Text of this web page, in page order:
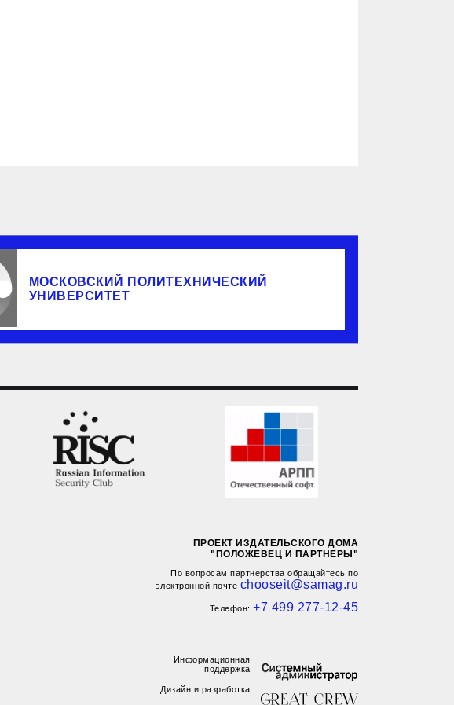
МОСКОВСКИЙ ПОЛИТЕХНИЧЕСКИЙ
УНИВЕРСИТЕТ
ПРОЕКТ ИЗДАТЕЛЬСКОГО ДОМА
"ПОЛОЖЕВЕЦ И ПАРТНЕРЫ"
По вопросам партнерства обращайтесь по
электронной почте chooseit@samag.ru
Телефон: +7 499 277-12-45
Информационная
поддержка
Дизайн и разработка